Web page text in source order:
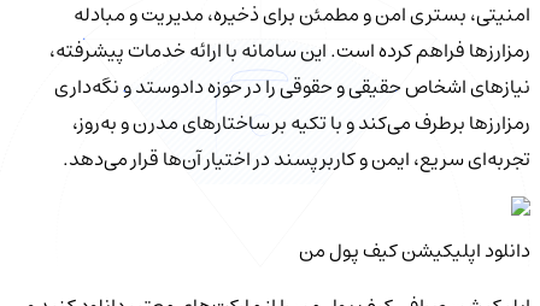
امنیتی، بستری امن و مطمئن برای ذخیره، مدیریت و مبادله
رمزارزها فراهم کرده است. این سامانه با ارائه خدمات پیشرفته،
نیازهای اشخاص حقیقی و حقوقی را در حوزه دادوستد و نگه‌داری
رمزارزها برطرف می‌کند و با تکیه بر ساختارهای مدرن و به‌روز،
تجربه‌ای سریع، ایمن و کاربرپسند در اختیار آن‌ها قرار می‌دهد.
دانلود اپلیکیشن کیف‌ پول من